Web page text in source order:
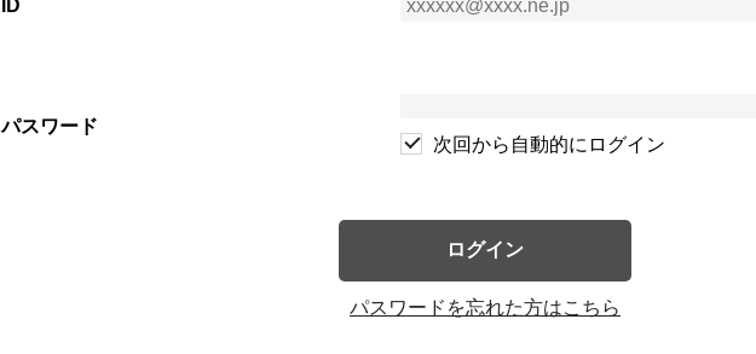
ID
パスワード
次回から自動的にログイン
ログイン
パスワードを忘れた方はこちら